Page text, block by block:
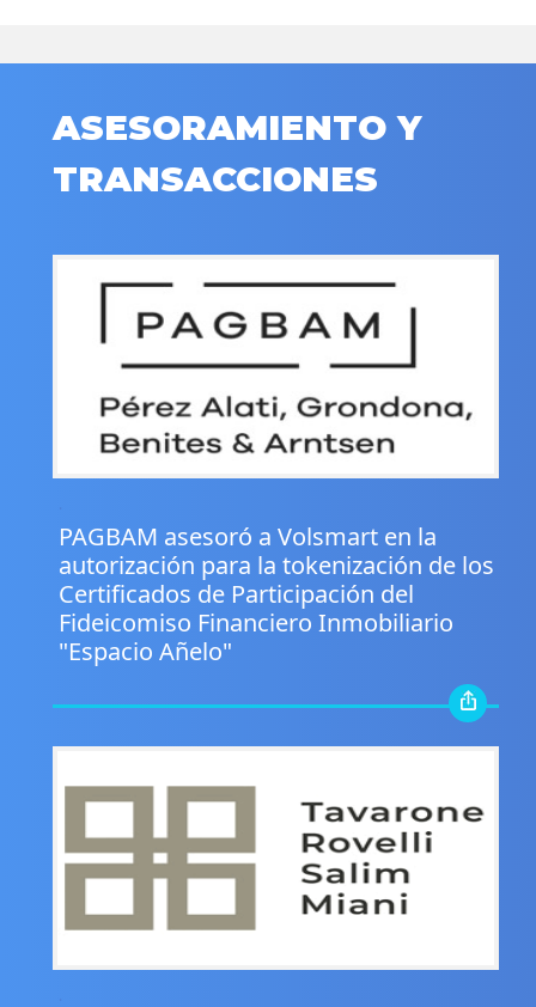
ASESORAMIENTO Y
TRANSACCIONES
PAGBAM asesoró a Volsmart en la
autorización para la tokenización de los
Certificados de Participación del
Fideicomiso Financiero Inmobiliario
"Espacio Añelo"